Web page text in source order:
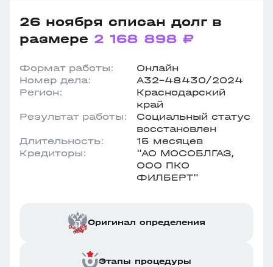
26 ноября списан долг в
размере 2 168 898 ₽
Формат работы:
Онлайн
Номер дела:
А32-48430/2024
Регион:
Краснодарский
край
Результат работы:
Социальный статус
восстановлен
Длительность:
15 месяцев
Кредиторы:
"АО МОСОБЛГАЗ,
ООО ПКО
ФИЛБЕРТ"
Оригинал определения
Этапы процедуры